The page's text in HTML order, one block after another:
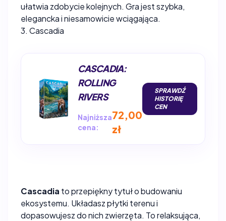
ułatwia zdobycie kolejnych. Gra jest szybka,
elegancka i niesamowicie wciągająca.
3. Cascadia
CASCADIA:
ROLLING
RIVERS
Najniższa
cena:
72,00
zł
SPRAWDŹ
HISTORIĘ
CEN
Cascadia to przepiękny tytuł o budowaniu
ekosystemu. Układasz płytki terenu i
dopasowujesz do nich zwierzęta. To relaksująca,